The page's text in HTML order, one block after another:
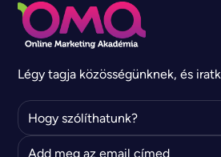
Légy tagja közösségünknek, és